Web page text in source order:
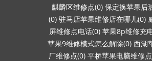
麒麟区维修点(0) 保定换苹果后
(0) 驻马店苹果维修店在哪儿(0)
屏维修点电话(0) 苹果8p维修充
苹果9维修模式怎么解除(0) 西湖
厂维修点(0) 平桥苹果电脑维修